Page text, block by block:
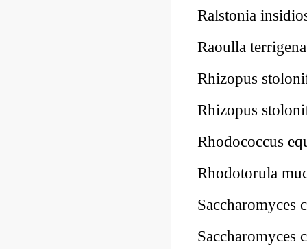
Ralstonia
Raoulla
Rhizopus
Rhizopus
Rhodococcus
Rhodotorula